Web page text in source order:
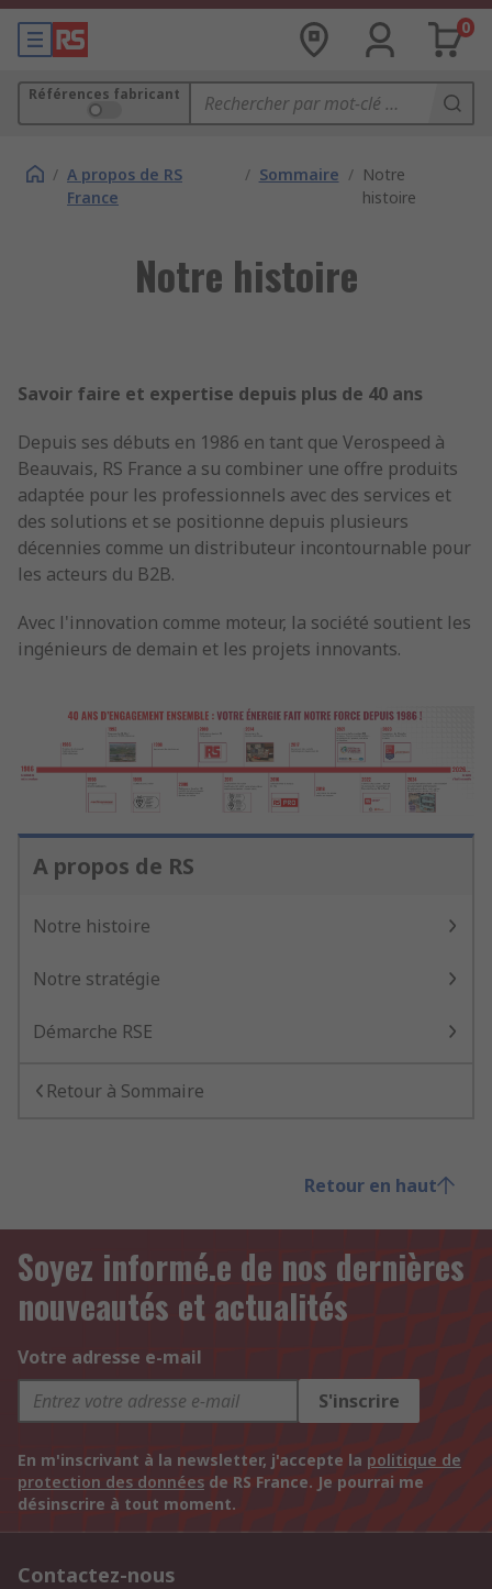
0
Références fabricant
/ A propos de RS
France
/ Sommaire / Notre
histoire
Notre histoire
Savoir faire et expertise depuis plus de 40 ans
Depuis ses débuts en 1986 en tant que Verospeed à
Beauvais, RS France a su combiner une offre produits
adaptée pour les professionnels avec des services et
des solutions et se positionne depuis plusieurs
décennies comme un distributeur incontournable pour
les acteurs du B2B.
Avec l'innovation comme moteur, la société soutient les
ingénieurs de demain et les projets innovants.
A propos de RS
Notre histoire
Notre stratégie
Démarche RSE
Retour à Sommaire
Retour en haut
Soyez informé.e de nos dernières
nouveautés et actualités
Votre adresse e-mail
S'inscrire
En m'inscrivant à la newsletter, j'accepte la politique de
protection des données de RS France. Je pourrai me
désinscrire à tout moment.
Contactez-nous